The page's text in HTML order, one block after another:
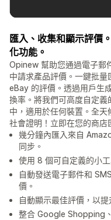
匯入、收集和顯示評價
化功能。
Opinew 幫助您通過電子郵
中請求產品評價。一鍵批
eBay 的評價。透過用戶生
換率。將我們可高度自定
中，適用於任何裝置。全
社會證明！立即在您的商店
幾分鐘內匯入來自
同步。
使用 8 個可自定義的小
自動發送電子郵件和
價。
自動顯示最佳評價，以
整合 Google Shopping